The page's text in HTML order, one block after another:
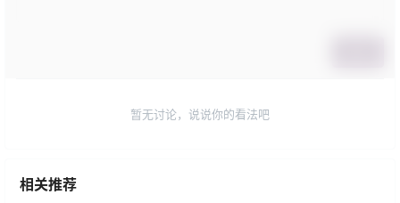
暂无讨论，说说你的看法吧
相关推荐